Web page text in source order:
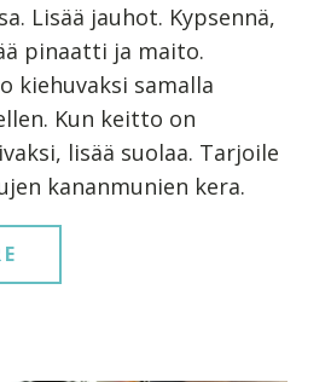
Lisää jauhot. Kypsennä,
pinaatti ja maito.
kiehuvaksi samalla
Kun keitto on
lisää suolaa. Tarjoile
kananmunien kera.